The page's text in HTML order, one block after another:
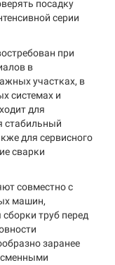
посадку
серии
при
в
участках, в
системах и
для
стабильный
для сервисного
сварки
совместно с
машин,
труб перед
заранее
сменными